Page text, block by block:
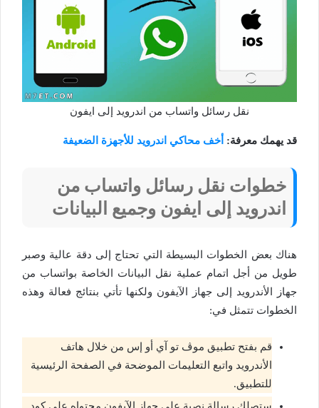
نقل رسائل واتساب من اندرويد إلى ايفون
قد يهمك معرفة: أخف محاكي اندرويد للأجهزة الضعيفة
خطوات نقل رسائل واتساب من
اندرويد إلى ايفون وجميع البيانات
هناك بعض الخطوات البسيطة التي تحتاج إلى دقة عالية وصبر
طويل من أجل اتمام عملية نقل البيانات الخاصة بواتساب من
جهاز الأندرويد إلى جهاز الآيفون ولكنها تأتي بنتائج فعالة وهذه
الخطوات تتمثل في:
قم بفتح تطبيق موڤ تو آي أو إس من خلال هاتف
الأندرويد واتبع التعليمات الموضحة في الصفحة الرئيسية
للتطبيق.
ستصلك رسالة نصية على جهاز الآيفون محتواه على كود